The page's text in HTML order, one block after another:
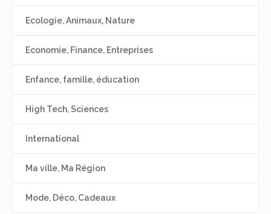
Ecologie, Animaux, Nature
Economie, Finance, Entreprises
Enfance, famille, éducation
High Tech, Sciences
International
Ma ville, Ma Région
Mode, Déco, Cadeaux